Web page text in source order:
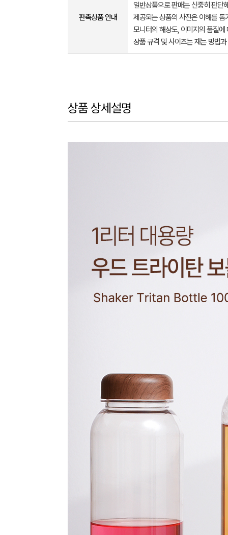
판촉상품 안내
일반상품으로 판매는 신중히 판단
제공되는 상품의 사진은 이해를
모니터의 해상도, 이미지의 품질
상품 규격 및 사이즈는 재는 방법
상품 상세설명